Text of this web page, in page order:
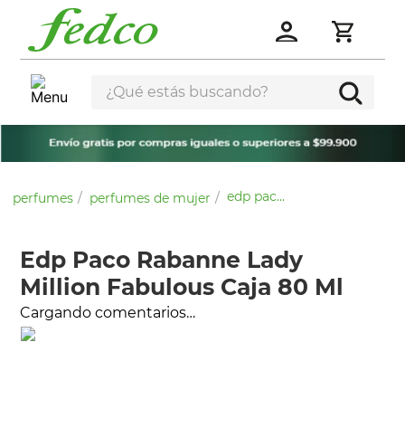
¿Qué estás buscando?
perfumes perfumes de mujer edp paco rabanne lady million fabulous caja 80 ml
Edp Paco Rabanne Lady
Million Fabulous Caja 80 Ml
Cargando comentarios…